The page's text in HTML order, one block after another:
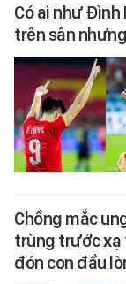
Có ai như Đình
trên sân
Chồng mắc
trùng trước xạ
đón con đầu